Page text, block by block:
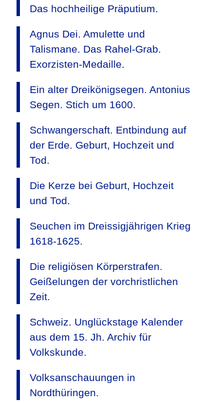
Das hochheilige Präputium.
Agnus Dei. Amulette und
Talismane. Das Rahel-Grab.
Exorzisten-Medaille.
Ein alter Dreikönigsegen. Antonius
Segen. Stich um 1600.
Schwangerschaft. Entbindung auf
der Erde. Geburt, Hochzeit und
Tod.
Die Kerze bei Geburt, Hochzeit
und Tod.
Seuchen im Dreissigjährigen Krieg
1618-1625.
Die religiösen Körperstrafen.
Geißelungen der vorchristlichen
Zeit.
Schweiz. Unglückstage Kalender
aus dem 15. Jh. Archiv für
Volkskunde.
Volksanschauungen in
Nordthüringen.